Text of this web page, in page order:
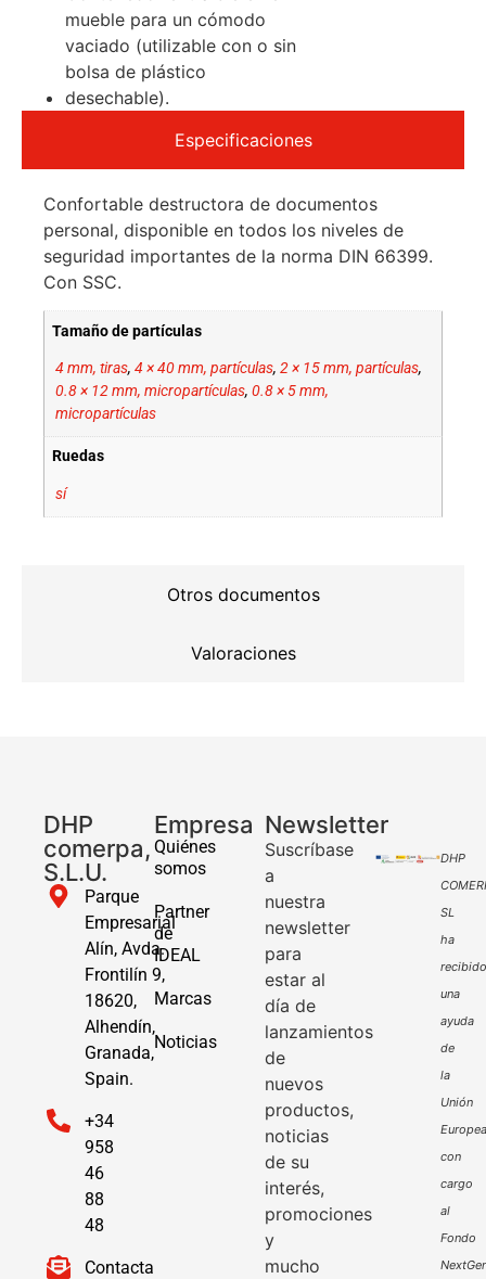
mueble para un cómodo
vaciado (utilizable con o sin
bolsa de plástico
desechable).
Especificaciones
Otros documentos
Valoraciones
Confortable destructora de documentos
personal, disponible en todos los niveles de
seguridad importantes de la norma DIN 66399.
Con SSC.
Tamaño de partículas
4 mm, tiras, 4 × 40 mm, partículas, 2 × 15 mm, partículas,
0.8 × 12 mm, micropartículas, 0.8 × 5 mm,
micropartículas
Ruedas
sí
DHP
comerpa,
S.L.U.
Parque
Empresarial
Alín, Avda.
Frontilín 9,
18620,
Alhendín,
Granada,
Spain.
+34
958
46
88
48
Contacta
Empresa
Quiénes
somos
Partner
de
IDEAL
Marcas
Noticias
Newsletter
Suscríbase
a
nuestra
newsletter
para
estar al
día de
lanzamientos
de
nuevos
productos,
noticias
de su
interés,
promociones
y
mucho
DHP
SL
ha
recibido
una
ayuda
de
la
Unión
Europea
con
cargo
al
Fondo